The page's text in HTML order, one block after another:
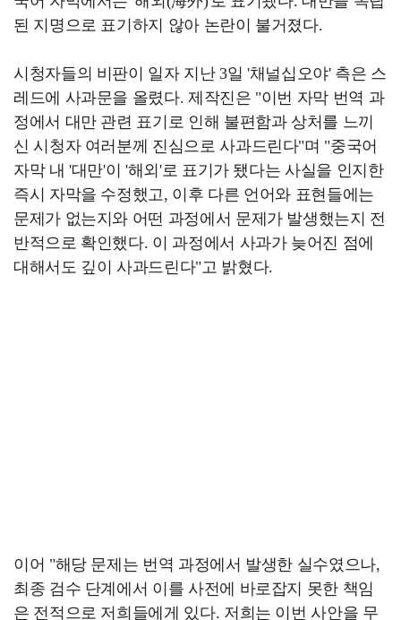
된 지명으로 표기하지 않아 논란이 불거졌다.
시청자들의 비판이 일자 지난 3일 '채널십오야' 측은 스
레드에 사과문을 올렸다. 제작진은 "이번 자막 번역 과
정에서 대만 관련 표기로 인해 불편함과 상처를 느끼
신 시청자 여러분께 진심으로 사과드린다"며 "중국어
자막 내 '대만'이 '해외'로 표기가 됐다는 사실을 인지한
즉시 자막을 수정했고, 이후 다른 언어와 표현들에는
문제가 없는지와 어떤 과정에서 문제가 발생했는지 전
반적으로 확인했다. 이 과정에서 사과가 늦어진 점에
대해서도 깊이 사과드린다"고 밝혔다.
이어 "해당 문제는 번역 과정에서 발생한 실수였으나,
최종 검수 단계에서 이를 사전에 바로잡지 못한 책임
은 전적으로 저희들에게 있다. 저희는 이번 사안을 무